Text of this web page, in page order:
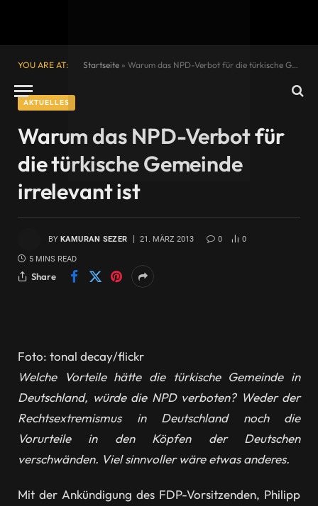
YOU ARE AT: Startseite » Warum das NPD-Verbot für die türkische Gemeinde irrelevant ist
AKTUELLES
Warum das NPD-Verbot für
die türkische Gemeinde
irrelevant ist
BY KAMURAN SEZER 21. MÄRZ 2013 0 0
5 MINS READ
Share
Foto: tonal decay/flickr
Welche Vorteile hätte die türkische Gemeinde in
Deutschland, würde die NPD verboten? Weder der
Rechtsextremismus in Deutschland noch die
Vorurteile in den Köpfen der Deutschen
verschwänden. Viel sinnvoller wäre etwas anderes.
Mit der Ankündigung des FDP-Vorsitzenden, Philipp